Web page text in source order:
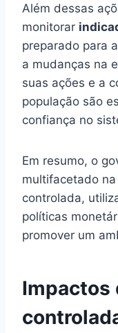
Além dessas
monitorar
preparado para
a mudanças na
suas ações e a
população são
confiança no
Em resumo, o
multifacetado
controlada,
políticas
promover um
Impactos